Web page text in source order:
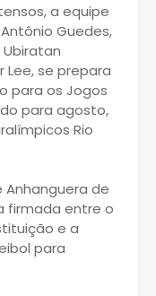
a equipe
Guedes,
se prepara
para os Jogos
para agosto,
Rio
Anhanguera de
firmada entre o
e a
para